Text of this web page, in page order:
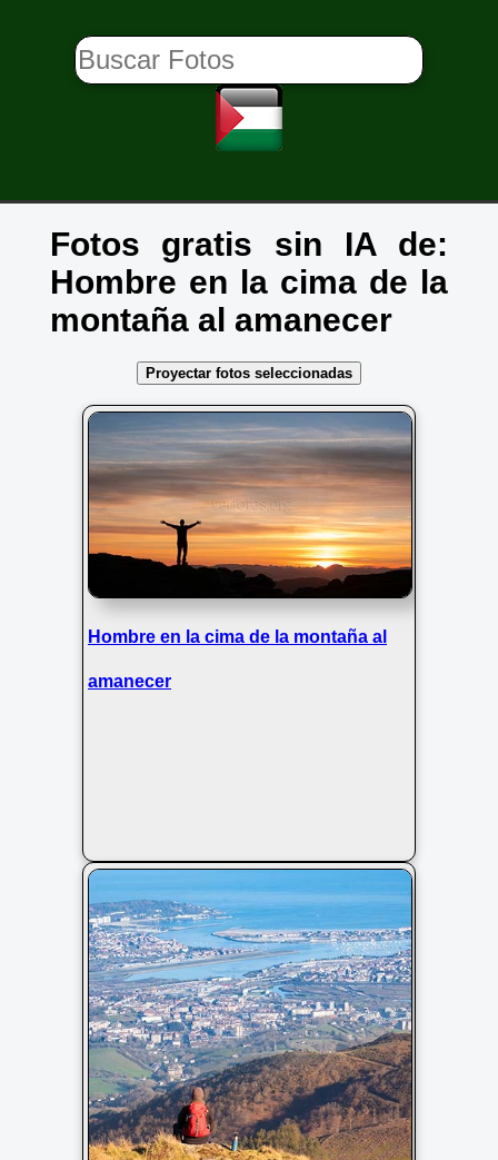
Fotos gratis sin IA de:
Hombre en la cima de la
montaña al amanecer
Proyectar fotos seleccionadas
Hombre en la cima de la montaña al
amanecer